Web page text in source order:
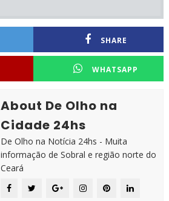
SHARE
WHATSAPP
About De Olho na
Cidade 24hs
De Olho na Notícia 24hs - Muita
informação de Sobral e região norte do
Ceará